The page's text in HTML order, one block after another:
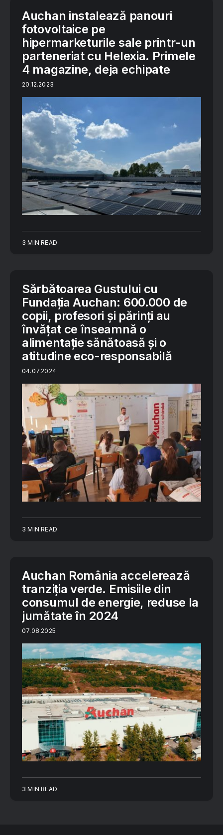
Auchan instalează panouri
fotovoltaice pe
hipermarketurile sale printr-un
parteneriat cu Helexia. Primele
4 magazine, deja echipate
20.12.2023
3 MIN READ
Sărbătoarea Gustului cu
Fundația Auchan: 600.000 de
copii, profesori și părinți au
învățat ce înseamnă o
alimentație sănătoasă și o
atitudine eco-responsabilă
04.07.2024
3 MIN READ
Auchan România accelerează
tranziția verde. Emisiile din
consumul de energie, reduse la
jumătate în 2024
07.08.2025
3 MIN READ